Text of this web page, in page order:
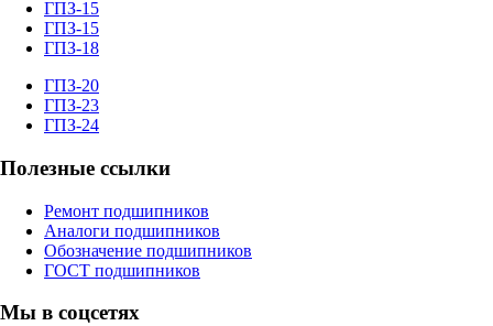
ГПЗ-15
ГПЗ-15
ГПЗ-18
ГПЗ-20
ГПЗ-23
ГПЗ-24
Полезные ссылки
Ремонт подшипников
Аналоги подшипников
Обозначение подшипников
ГОСТ подшипников
Мы в соцсетях